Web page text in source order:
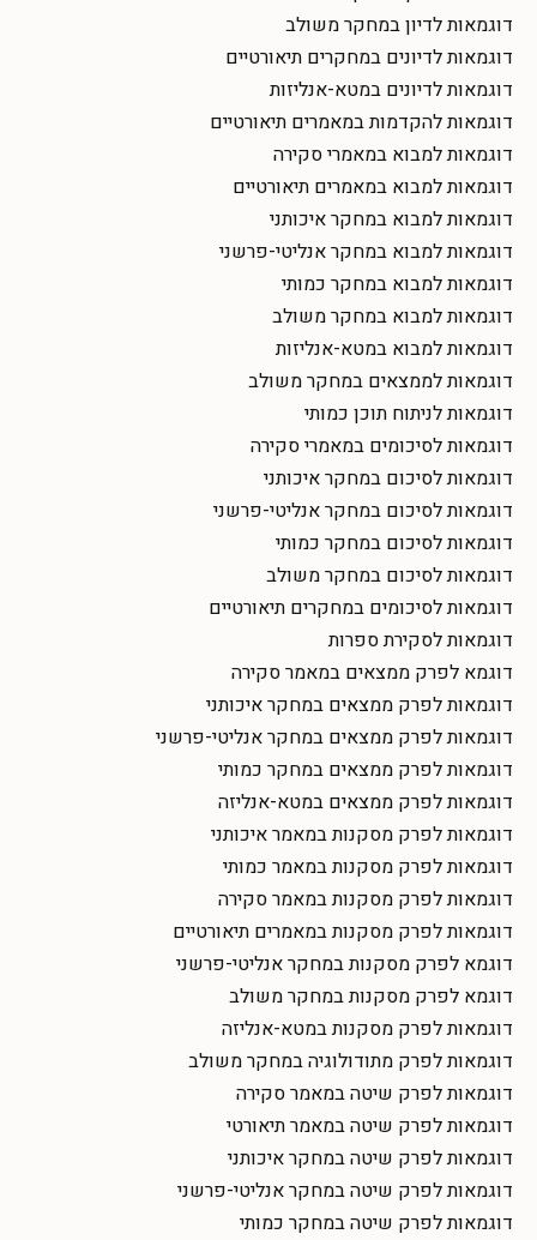
דוגמאות לדיון במחקר משולב
דוגמאות לדיונים במחקרים תיאורטיים
דוגמאות לדיונים במטא-אנליזות
דוגמאות להקדמות במאמרים תיאורטיים
דוגמאות למבוא במאמרי סקירה
דוגמאות למבוא במאמרים תיאורטיים
דוגמאות למבוא במחקר איכותני
דוגמאות למבוא במחקר אנליטי-פרשני
דוגמאות למבוא במחקר כמותי
דוגמאות למבוא במחקר משולב
דוגמאות למבוא במטא-אנליזות
דוגמאות לממצאים במחקר משולב
דוגמאות לניתוח תוכן כמותי
דוגמאות לסיכומים במאמרי סקירה
דוגמאות לסיכום במחקר איכותני
דוגמאות לסיכום במחקר אנליטי-פרשני
דוגמאות לסיכום במחקר כמותי
דוגמאות לסיכום במחקר משולב
דוגמאות לסיכומים במחקרים תיאורטיים
דוגמאות לסקירת ספרות
דוגמא לפרק ממצאים במאמר סקירה
דוגמאות לפרק ממצאים במחקר איכותני
דוגמאות לפרק ממצאים במחקר אנליטי-פרשני
דוגמאות לפרק ממצאים במחקר כמותי
דוגמאות לפרק ממצאים במטא-אנליזה
דוגמאות לפרק מסקנות במאמר איכותני
דוגמאות לפרק מסקנות במאמר כמותי
דוגמאות לפרק מסקנות במאמר סקירה
דוגמאות לפרק מסקנות במאמרים תיאורטיים
דוגמא לפרק מסקנות במחקר אנליטי-פרשני
דוגמא לפרק מסקנות במחקר משולב
דוגמאות לפרק מסקנות במטא-אנליזה
דוגמאות לפרק מתודולוגיה במחקר משולב
דוגמאות לפרק שיטה במאמר סקירה
דוגמאות לפרק שיטה במאמר תיאורטי
דוגמאות לפרק שיטה במחקר איכותני
דוגמאות לפרק שיטה במחקר אנליטי-פרשני
דוגמאות לפרק שיטה במחקר כמותי